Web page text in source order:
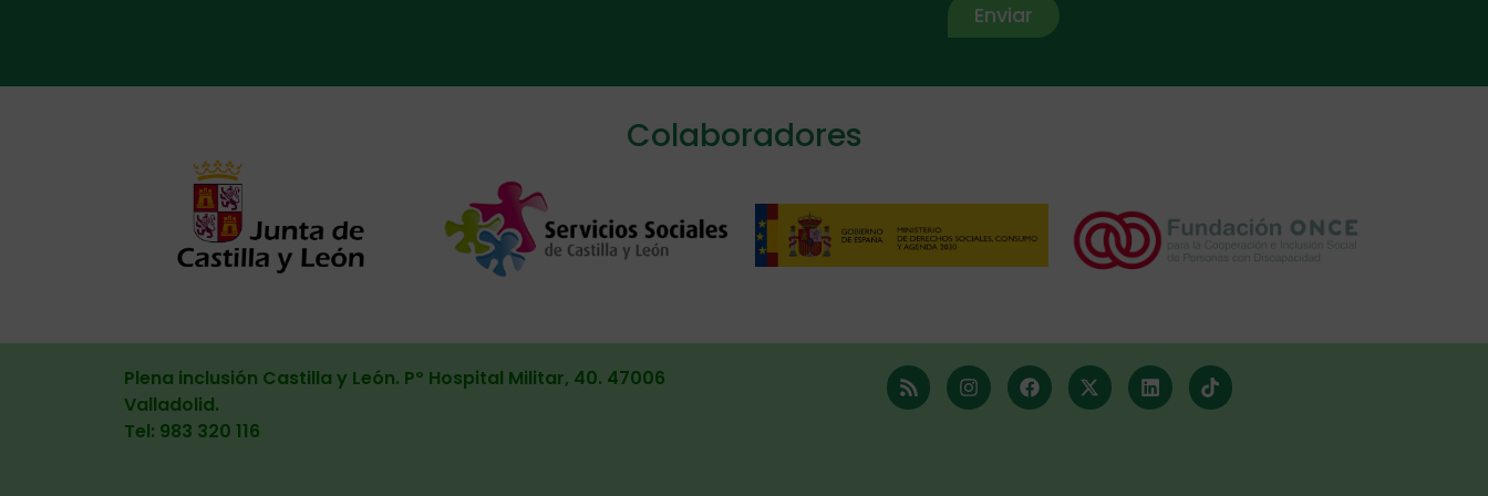
Enviar
Colaboradores
Plena inclusión Castilla y León. Pº Hospital Militar, 40. 47006
Valladolid.
Tel: 983 320 116